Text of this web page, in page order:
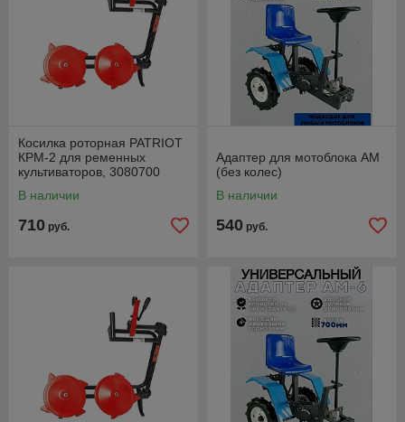
Косилка роторная PATRIOT
КРМ-2 для ременных
культиваторов, 3080700
В наличии
710 руб.
Адаптер для мотоблока АМ
(без колес)
В наличии
540 руб.